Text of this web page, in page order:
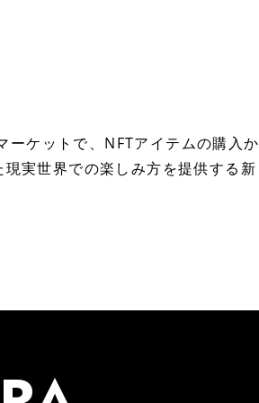
ケットで、NFTアイテムの購入か
実世界での楽しみ方を提供する新